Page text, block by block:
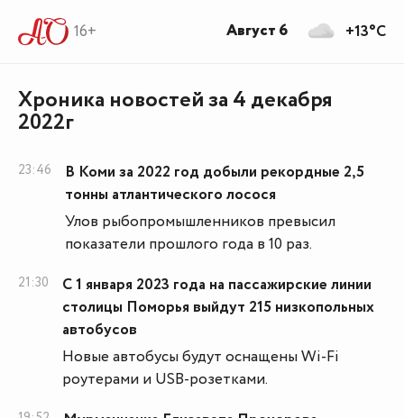
16+
Хроника новостей за 4 декабря
2022г
23:46
В Коми за 2022 год добыли рекордные 2,5
тонны атлантического лосося
Улов рыбопромышленников превысил
показатели прошлого года в 10 раз.
21:30
С 1 января 2023 года на пассажирские линии
столицы Поморья выйдут 215 низкопольных
автобусов
Новые автобусы будут оснащены Wi-Fi
роутерами и USB-розетками.
+13°C
Август 6